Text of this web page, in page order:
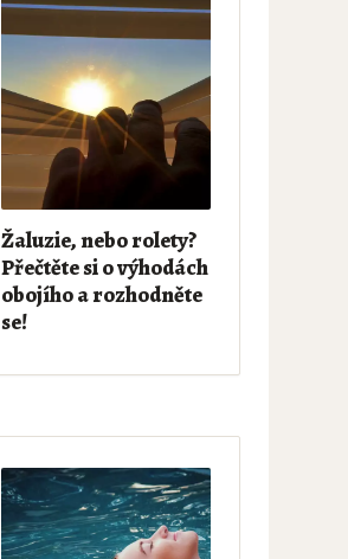
Žaluzie, nebo rolety?
Přečtěte si o výhodách
obojího a rozhodněte
se!